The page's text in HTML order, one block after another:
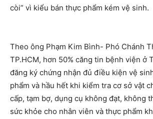
còi” vì kiểu bán thực phẩm kém vệ sinh.
Theo ông Phạm Kim Bình- Phó Chánh
TP.HCM, hơn 50% căng tin bệnh viện ở
đăng ký chứng nhận đủ điều kiện vệ
phẩm và hầu hết khi kiểm tra cơ sở vật
cấp, tạm bợ, dụng cụ không đạt, không
sức khỏe cho nhân viên và thực phẩm